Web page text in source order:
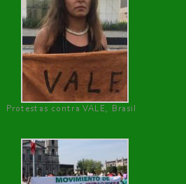
Protestas contra VALE, Brasil